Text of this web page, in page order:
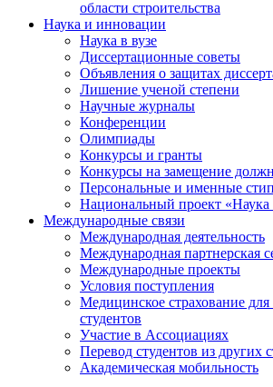
области строительства
Наука и инновации
Наука в вузе
Диссертационные советы
Объявления о защитах
Лишение ученой степени
Научные журналы
Конференции
Олимпиады
Конкурсы и гранты
Конкурсы на замещение
Персональные и именные
Национальный проект «Наука
Международные связи
Международная деятельность
Международная партнерская
Международные проекты
Условия поступления
Медицинское страхование
студентов
Участие в Ассоциациях
Перевод студентов из других
Академическая мобильность